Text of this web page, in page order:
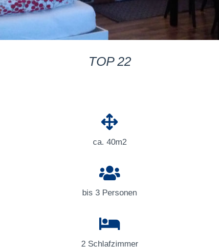
TOP 22
ca. 40m2
bis 3 Personen
2 Schlafzimmer